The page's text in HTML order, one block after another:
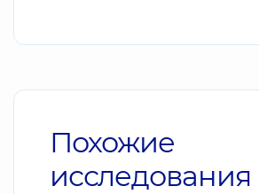
Похожие
исследования